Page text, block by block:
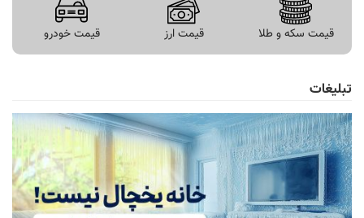
قیمت سکه و طلا قیمت ارز قیمت خودرو
تبلیغات